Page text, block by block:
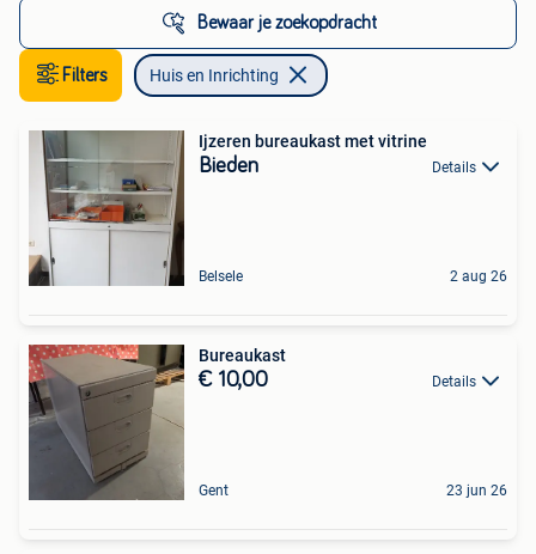
Bewaar je zoekopdracht
Filters Huis en Inrichting
Ijzeren bureaukast met vitrine
Bieden Details
Belsele 2 aug 26
Bureaukast
€ 10,00 Details
Gent 23 jun 26